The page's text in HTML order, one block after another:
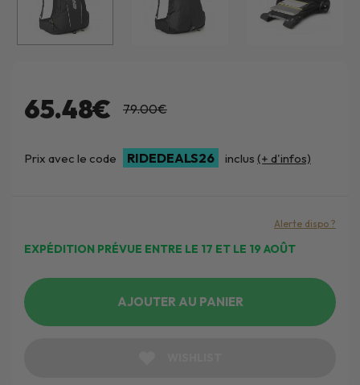
65.48€ 79.00€
Prix avec le code RIDEDEALS26 inclus (+ d'infos)
EXPÉDITION PRÉVUE ENTRE LE 17 ET LE 19 AOÛT
Alerte dispo ?
AJOUTER AU PANIER